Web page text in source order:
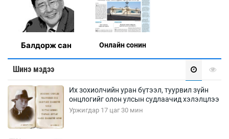
Балдорж сан Онлaйн сонин
Шинэ мэдээ
Их зохиолчийн уран бүтээл, туурвил зүйн
онцлогийг олон улсын судлаачид хэлэлцлээ
Уржигдар 17 цаг 30 мин